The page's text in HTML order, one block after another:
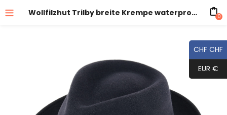
Wollfilzhut Trilby breite Krempe waterproof und crushable 0
CHF CHF
EUR €